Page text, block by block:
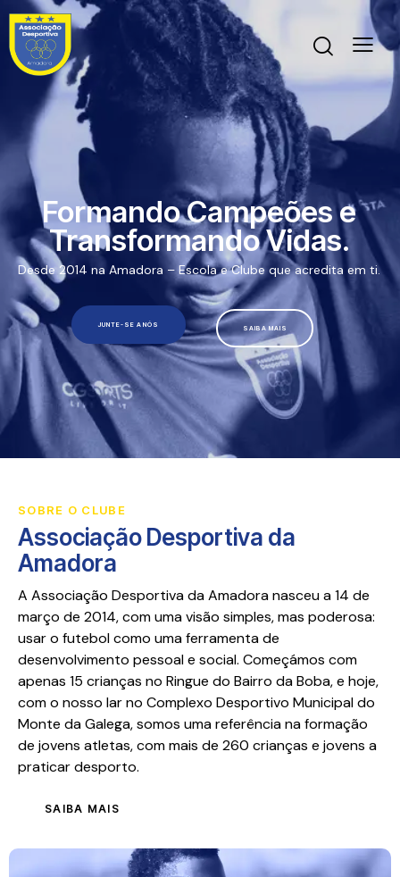
SAIBA MAIS
JUNTE-SE A NÓS
Desde 2014 na Amadora – Escola e Clube que acredita em ti.
Formando Campeões e
Transformando Vidas.
SOBRE O CLUBE
Associação Desportiva da
Amadora
A Associação Desportiva da Amadora nasceu a 14 de
março de 2014, com uma visão simples, mas poderosa:
usar o futebol como uma ferramenta de
desenvolvimento pessoal e social. Começámos com
apenas 15 crianças no Ringue do Bairro da Boba, e hoje,
com o nosso lar no Complexo Desportivo Municipal do
Monte da Galega, somos uma referência na formação
de jovens atletas, com mais de 260 crianças e jovens a
praticar desporto.
SAIBA MAIS